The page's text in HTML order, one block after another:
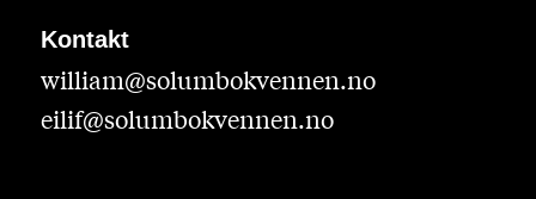
Kontakt
william@solumbokvennen.no
eilif@solumbokvennen.no